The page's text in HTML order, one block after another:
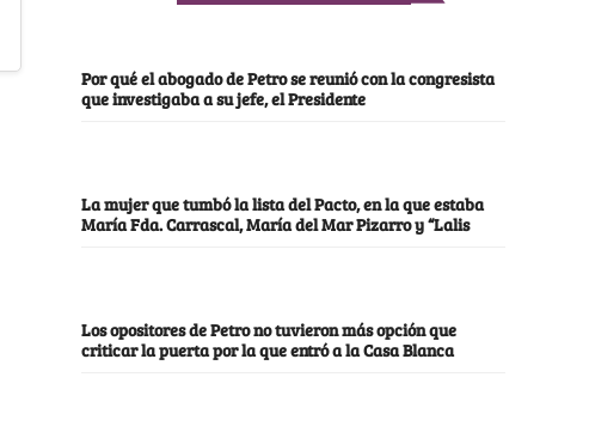
Por qué el abogado de Petro se reunió con la congresista
que investigaba a su jefe, el Presidente
La mujer que tumbó la lista del Pacto, en la que estaba
María Fda. Carrascal, María del Mar Pizarro y “Lalis
Los opositores de Petro no tuvieron más opción que
criticar la puerta por la que entró a la Casa Blanca